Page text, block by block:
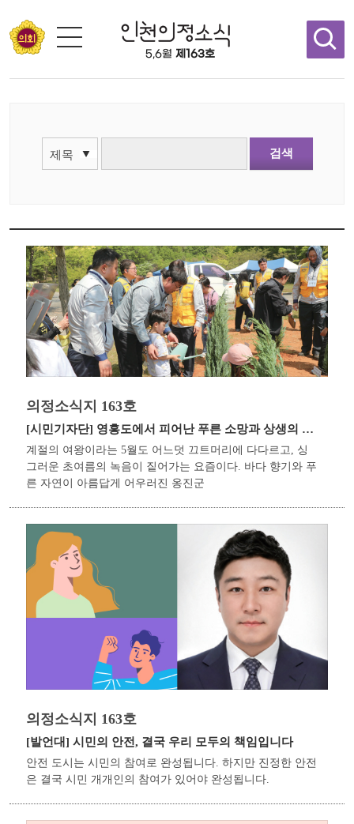
5,6월 제163호
의정소식지 163호
[시민기자단] 영흥도에서 피어난 푸른 소망과 상생의 나무
계절의 여왕이라는 5월도 어느덧 끄트머리에 다다르고, 싱
그러운 초여름의 녹음이 짙어가는 요즘이다. 바다 향기와 푸
른 자연이 아름답게 어우러진 옹진군
의정소식지 163호
[발언대] 시민의 안전, 결국 우리 모두의 책임입니다
안전 도시는 시민의 참여로 완성됩니다. 하지만 진정한 안전
은 결국 시민 개개인의 참여가 있어야 완성됩니다.